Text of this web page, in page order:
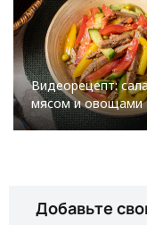
Видеорецепт:
мясом и овощами
Добавьте